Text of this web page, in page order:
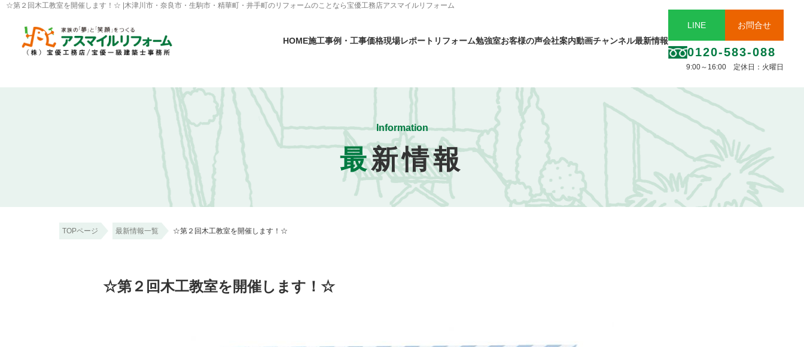
☆第２回木工教室を開催します！☆ |木津川市・奈良市・生駒市・精華町・井手町のリフォームのことなら宝優工務店アスマイルリフォーム
HOME施工事例・工事価格現場レポート リフォーム勉強室お客様の声会社案内動画チャンネル最新情報
LINE お問合せ
0120-583-088
9:00～16:00 定休日：火曜日
Information
最新情報
TOPページ 最新情報一覧 ☆第２回木工教室を開催します！☆
☆第２回木工教室を開催します！☆